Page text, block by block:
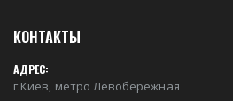
КОНТАКТЫ
АДРЕС:
г.Киев, метро Левобережная